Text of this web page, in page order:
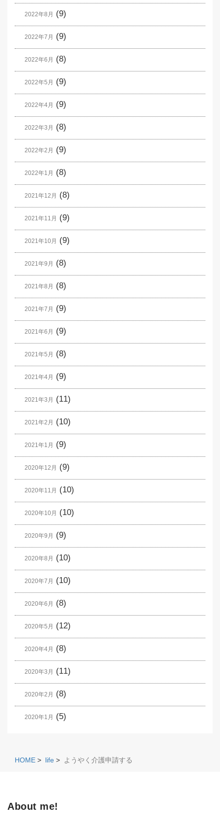
2022年8月 (9)
2022年7月 (9)
2022年6月 (8)
2022年5月 (9)
2022年4月 (9)
2022年3月 (8)
2022年2月 (9)
2022年1月 (8)
2021年12月 (8)
2021年11月 (9)
2021年10月 (9)
2021年9月 (8)
2021年8月 (8)
2021年7月 (9)
2021年6月 (9)
2021年5月 (8)
2021年4月 (9)
2021年3月 (11)
2021年2月 (10)
2021年1月 (9)
2020年12月 (9)
2020年11月 (10)
2020年10月 (10)
2020年9月 (9)
2020年8月 (10)
2020年7月 (10)
2020年6月 (8)
2020年5月 (12)
2020年4月 (8)
2020年3月 (11)
2020年2月 (8)
2020年1月 (5)
HOME > life > ようやく介護申請する
About me!